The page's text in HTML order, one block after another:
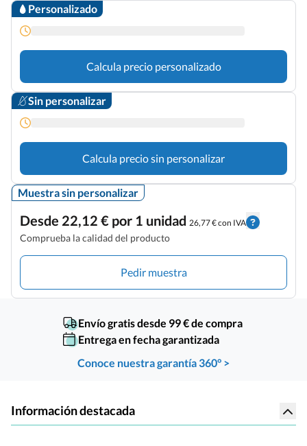
Personalizado
Calcula precio personalizado
Sin personalizar
Calcula precio sin personalizar
Muestra sin personalizar
Desde 22,12 € por 1 unidad 26,77 € con IVA
Comprueba la calidad del producto
Pedir muestra
Envío gratis desde 99 € de compra
Entrega en fecha garantizada
Conoce nuestra garantía 360° >
Información destacada